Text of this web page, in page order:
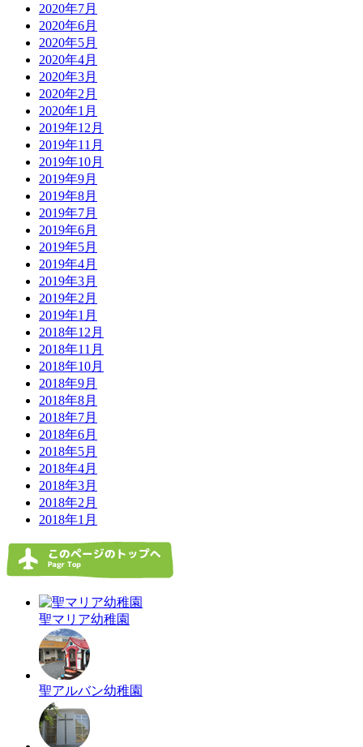
2020年7月
2020年6月
2020年5月
2020年4月
2020年3月
2020年2月
2020年1月
2019年12月
2019年11月
2019年10月
2019年9月
2019年8月
2019年7月
2019年6月
2019年5月
2019年4月
2019年3月
2019年2月
2019年1月
2018年12月
2018年11月
2018年10月
2018年9月
2018年8月
2018年7月
2018年6月
2018年5月
2018年4月
2018年3月
2018年2月
2018年1月
聖マリア幼稚園
聖アルバン幼稚園